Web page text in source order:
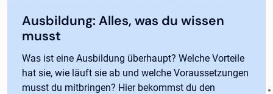
Ausbildung: Alles, was du wissen
musst
Was ist eine Ausbildung überhaupt? Welche Vorteile
hat sie, wie läuft sie ab und welche Voraussetzungen
musst du mitbringen? Hier bekommst du den